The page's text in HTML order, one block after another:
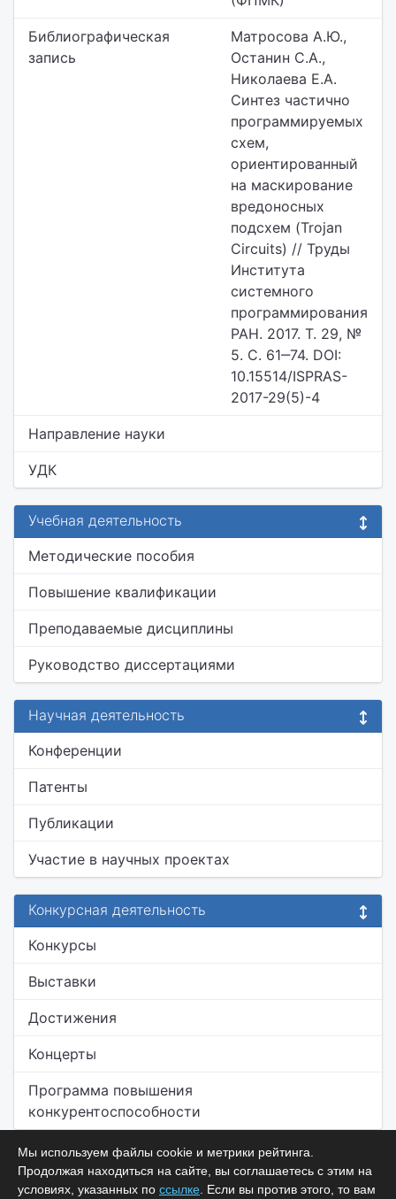
Библиографическая
запись
Матросова А.Ю.,
Останин С.А.,
Николаева Е.А.
Синтез частично
программируемых
схем,
ориентированный
на маскирование
вредоносных
подсхем (Trojan
Circuits) // Труды
Института
системного
программирования
РАН. 2017. Т. 29, №
5. С. 61‒74. DOI:
10.15514/ISPRAS-
2017-29(5)-4
Направление науки
УДК
Учебная деятельность
Методические пособия
Повышение квалификации
Преподаваемые дисциплины
Руководство диссертациями
Научная деятельность
Конференции
Патенты
Публикации
Участие в научных проектах
Конкурсная деятельность
Конкурсы
Выставки
Достижения
Концерты
Программа повышения
конкурентоспособности
Мы используем файлы cookie и метрики рейтинга.
Продолжая находиться на сайте, вы соглашаетесь с этим на
условиях, указанных по ссылке . Если вы против этого, то вам